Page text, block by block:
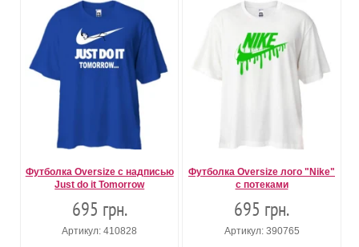
Футболка Oversize с надписью
Just do it Tomorrow
695 грн.
Артикул: 410828
Футболка Oversize лого "Nike"
c потеками
695 грн.
Артикул: 390765